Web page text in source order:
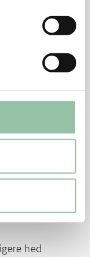
på panden,
hed